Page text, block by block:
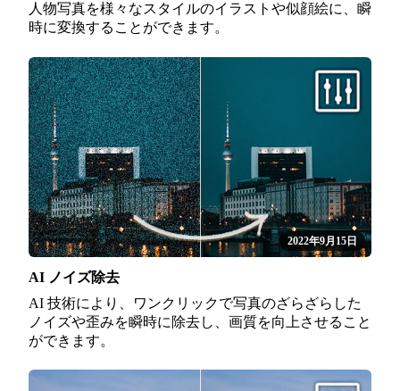
人物写真を様々なスタイルのイラストや似顔絵に、瞬
時に変換することができます。
2022年9月15日
AI ノイズ除去
AI 技術により、ワンクリックで写真のざらざらした
ノイズや歪みを瞬時に除去し、画質を向上させること
ができます。